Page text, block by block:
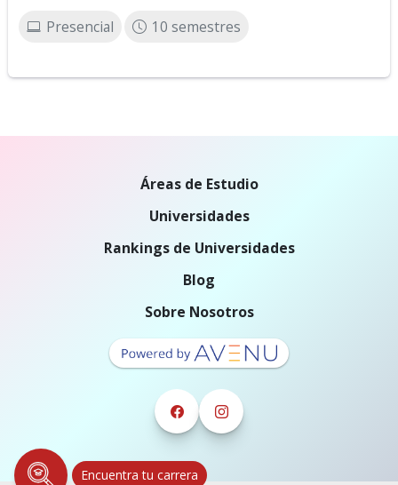
Presencial 10 semestres
Encuentra tu carrera
Áreas de Estudio
Universidades
Rankings de Universidades
Blog
Sobre Nosotros